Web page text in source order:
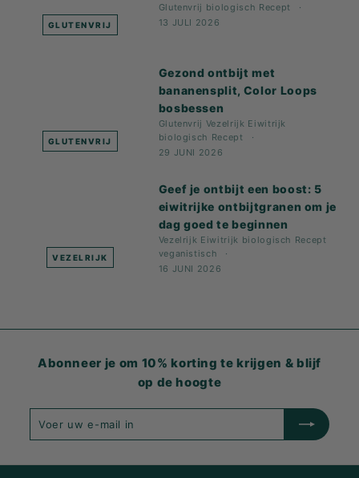
GLUTENVRIJ
Glutenvrij biologisch Recept
13 JULI 2026
GLUTENVRIJ
Gezond ontbijt met
bananensplit, Color Loops
bosbessen
Glutenvrij Vezelrijk Eiwitrijk
biologisch Recept
29 JUNI 2026
VEZELRIJK
Geef je ontbijt een boost: 5
eiwitrijke ontbijtgranen om je
dag goed te beginnen
Vezelrijk Eiwitrijk biologisch Recept
veganistisch
16 JUNI 2026
Abonneer je om 10% korting te krijgen & blijf
op de hoogte
mail